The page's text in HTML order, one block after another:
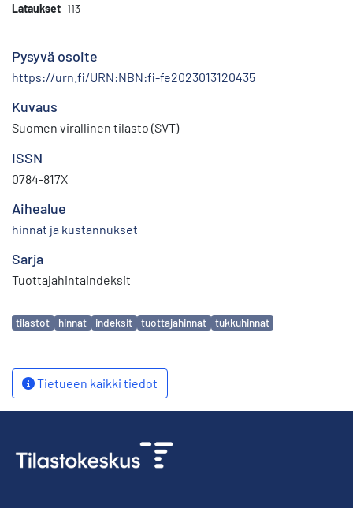
Lataukset 113
Pysyvä osoite
https://urn.fi/URN:NBN:fi-fe2023013120435
Kuvaus
Suomen virallinen tilasto (SVT)
ISSN
0784-817X
Aihealue
hinnat ja kustannukset
Sarja
Tuottajahintaindeksit
Avainsanat
tilastot hinnat indeksit tuottajahinnat tukkuhinnat
Tietueen kaikki tiedot